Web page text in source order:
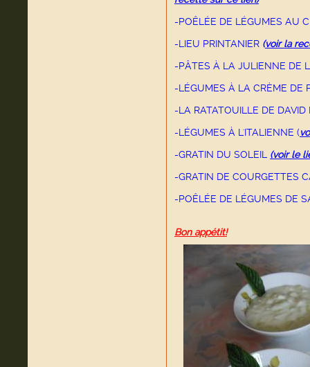
-POÊLÉE DE LÉGUMES AU
-LIEU PRINTANIER (voir la
-PÂTES À LA JULIENNE DE
-LÉGUMES À LA CRÈME DE
-LA RATATOUILLE DE DAVID
-LÉGUMES À L'ITALIENNE (
-GRATIN DU SOLEIL (voir le
-GRATIN DE COURGETTES
-POÊLÉE DE LÉGUMES DE
Bon appétit!